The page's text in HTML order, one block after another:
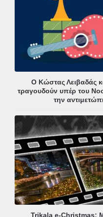
Ο Κώστας Λειβαδάς
τραγουδούν υπέρ του
την
Trikala e-Christmas: